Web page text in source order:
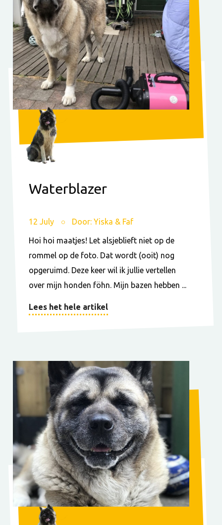
Waterblazer
12 July Door: Yiska & Faf
Hoi hoi maatjes! Let alsjeblieft niet op de
rommel op de foto. Dat wordt (ooit) nog
opgeruimd. Deze keer wil ik jullie vertellen
over mijn honden föhn. Mijn bazen hebben ...
Lees het hele artikel